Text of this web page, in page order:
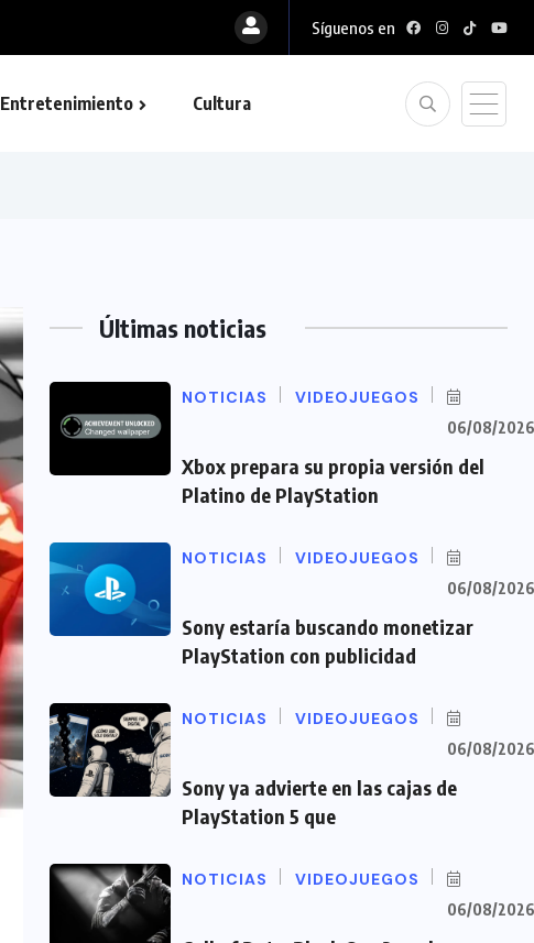
Síguenos en
Entretenimiento Cultura
Últimas noticias
NOTICIAS VIDEOJUEGOS
06/08/2026
Xbox prepara su propia versión del
Platino de PlayStation
NOTICIAS VIDEOJUEGOS
06/08/2026
Sony estaría buscando monetizar
PlayStation con publicidad
NOTICIAS VIDEOJUEGOS
06/08/2026
Sony ya advierte en las cajas de
PlayStation 5 que
NOTICIAS VIDEOJUEGOS
06/08/2026